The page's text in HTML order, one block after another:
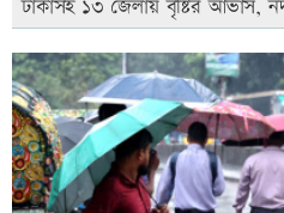
ঢাকাসহ ১৩ জেলায় বৃষ্টির আভাস,